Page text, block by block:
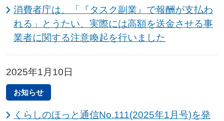
消費者庁は、「『タスク副業』で報酬が支払わ
れる」とうたい、実際には高額を送金させる事
業者に関する注意喚起を行いました
2025年1月10日
お知らせ
くらしのほっと通信No.111(2025年1月号)を発